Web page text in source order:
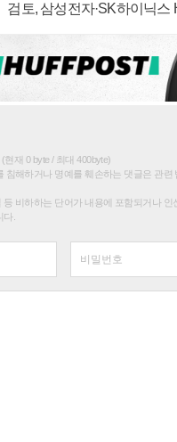
검토, 삼성전자·SK하이닉스
재 0 byte / 최대 400byte)
침해하거나 명예를 훼손하는 댓글은 관련
등 비하하는 단어가 내용에 포함되거나 인
다.